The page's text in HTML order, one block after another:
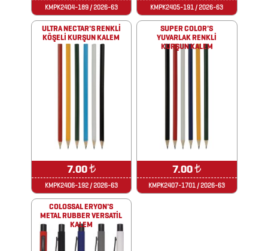
KARAF
DİĞER
TEKNOLOJİK
ÜRÜNLER
KMPK2404-189 / 2026-63 KMPK2405-191 / 2026-63
ULTRA NECTAR'S RENKLİ
KÖŞELİ KURŞUN KALEM
7.00₺
KMPK2406-192 / 2026-63
SUPER COLOR'S
YUVARLAK RENKLİ
KURŞUN KALEM
7.00₺
KMPK2407-1701 / 2026-63
COLOSSAL ERYON'S
METAL RUBBER VERSATİL
KALEM